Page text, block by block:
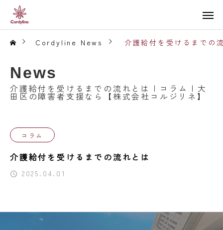
Cordyline News 介護給付を受けるまでの
News
介護給付を受けるまでの流れとは | コラム | 大
田区の障害者支援なら【株式会社コルジリネ】
コラム
介護給付を受けるまでの流れとは
2025.04.01